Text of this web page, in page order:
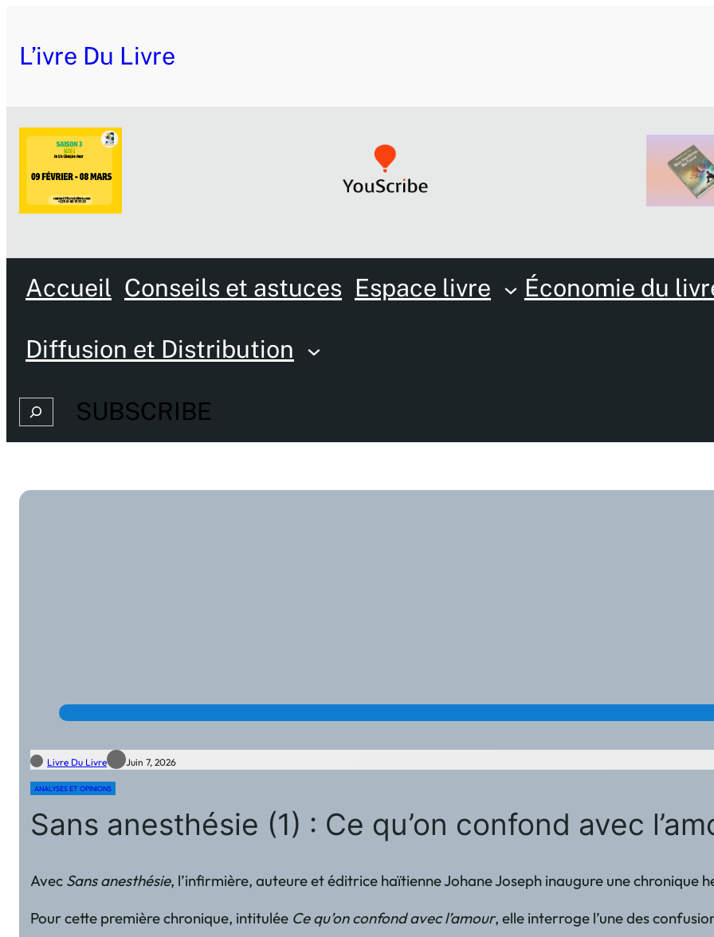
L’ivre Du Livre
Accueil Conseils et astuces Espace livre Économie du
Diffusion et Distribution
SearchSUBSCRIBE
Livre Du Livre Juin 7, 2026
ANALYSES ET OPINIONS
Sans anesthésie (1) : Ce qu’on confond avec
Avec Sans anesthésie, l’infirmière, auteure et éditrice haïtienne Johane Joseph inaugure une
Pour cette première chronique, intitulée Ce qu’on confond avec l’amour, elle interroge l’une des